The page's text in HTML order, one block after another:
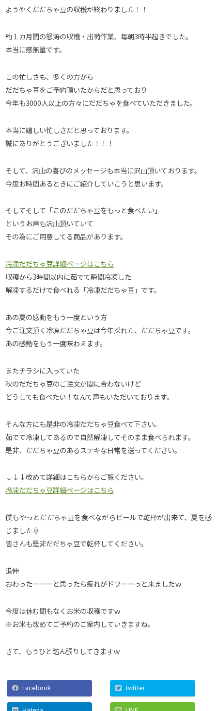
ようやくだだちゃ豆の収穫が終わりました！！
約１カ月間の怒涛の収穫・出荷作業、毎朝3時半起きでした。
本当に感無量です。
この忙しさも、多くの方から
だだちゃ豆をご予約頂いたからだと思っており
今年も3000人以上の方々にだだちゃを食べていただきました。
本当に嬉しい忙しさだと思っております。
誠にありがとうございました！！！
そして、沢山の喜びのメッセージも本当に沢山頂いております。
今度お時間あるときにご紹介していこうと思います。
そしてそして「このだだちゃ豆をもっと食べたい」
というお声も沢山頂いていて
その為にご用意してる商品があります。
冷凍だだちゃ豆詳細ページはこちら
収穫から3時間以内に茹でて瞬間冷凍した
解凍するだけで食べれる「冷凍だだちゃ豆」です。
あの夏の感動をもう一度という方
今ご注文頂く冷凍だだちゃ豆は今年採れた、だだちゃ豆です。
あの感動をもう一度味わえます。
またチラシに入っていた
秋のだだちゃ豆のご注文が間に合わないけど
どうしても食べたい！なんて声もいただいております。
そんな方にも是非の冷凍だだちゃ豆食べて下さい。
茹でて冷凍してあるので自然解凍してそのまま食べられます。
是非、だだちゃ豆のあるステキな日常を送ってください。
↓↓↓改めて詳細はこちらからご覧ください。
冷凍だだちゃ豆詳細ページはこちら
僕もやっとだだちゃ豆を食べながらビールで乾杯が出来て、夏を感
じました🌞
皆さんも是非だだちゃ豆で乾杯してください。
追伸
おわったーーーと思ったら疲れがドワーーっと来ましたｗ
今度は休む間もなくお米の収穫ですｗ
※お米も改めてご予約のご案内していきますね。
さて、もうひと踏ん張りしてきますｗ
Facebook twitter